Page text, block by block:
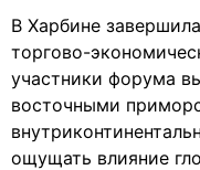
В Харбине
торгово-
участники форума
восточными
ощущать влияние